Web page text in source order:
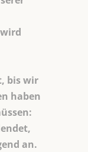
bis wir
haben
an.